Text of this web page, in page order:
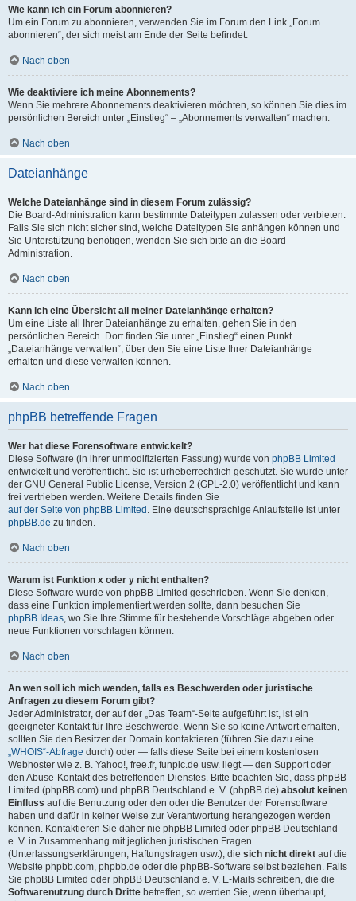
Wie kann ich ein Forum abonnieren?
Um ein Forum zu abonnieren, verwenden Sie im Forum den Link „Forum
abonnieren“, der sich meist am Ende der Seite befindet.
Nach oben
Wie deaktiviere ich meine Abonnements?
Wenn Sie mehrere Abonnements deaktivieren möchten, so können Sie dies im
persönlichen Bereich unter „Einstieg“ – „Abonnements verwalten“ machen.
Nach oben
Dateianhänge
Welche Dateianhänge sind in diesem Forum zulässig?
Die Board-Administration kann bestimmte Dateitypen zulassen oder verbieten.
Falls Sie sich nicht sicher sind, welche Dateitypen Sie anhängen können und
Sie Unterstützung benötigen, wenden Sie sich bitte an die Board-
Administration.
Nach oben
Kann ich eine Übersicht all meiner Dateianhänge erhalten?
Um eine Liste all Ihrer Dateianhänge zu erhalten, gehen Sie in den
persönlichen Bereich. Dort finden Sie unter „Einstieg“ einen Punkt
„Dateianhänge verwalten“, über den Sie eine Liste Ihrer Dateianhänge
erhalten und diese verwalten können.
Nach oben
phpBB betreffende Fragen
Wer hat diese Forensoftware entwickelt?
Diese Software (in ihrer unmodifizierten Fassung) wurde von phpBB Limited
entwickelt und veröffentlicht. Sie ist urheberrechtlich geschützt. Sie wurde unter
der GNU General Public License, Version 2 (GPL-2.0) veröffentlicht und kann
frei vertrieben werden. Weitere Details finden Sie
auf der Seite von phpBB Limited . Eine deutschsprachige Anlaufstelle ist unter
phpBB.de zu finden.
Nach oben
Warum ist Funktion x oder y nicht enthalten?
Diese Software wurde von phpBB Limited geschrieben. Wenn Sie denken,
dass eine Funktion implementiert werden sollte, dann besuchen Sie
phpBB Ideas, wo Sie Ihre Stimme für bestehende Vorschläge abgeben oder
neue Funktionen vorschlagen können.
Nach oben
An wen soll ich mich wenden, falls es Beschwerden oder juristische
Anfragen zu diesem Forum gibt?
Jeder Administrator, der auf der „Das Team“-Seite aufgeführt ist, ist ein
geeigneter Kontakt für Ihre Beschwerde. Wenn Sie so keine Antwort erhalten,
sollten Sie den Besitzer der Domain kontaktieren (führen Sie dazu eine
„WHOIS“-Abfrage durch) oder — falls diese Seite bei einem kostenlosen
Webhoster wie z. B. Yahoo!, free.fr, funpic.de usw. liegt — den Support oder
den Abuse-Kontakt des betreffenden Dienstes. Bitte beachten Sie, dass phpBB
Limited (phpBB.com) und phpBB Deutschland e. V. (phpBB.de) absolut keinen
Einfluss auf die Benutzung oder den oder die Benutzer der Forensoftware
haben und dafür in keiner Weise zur Verantwortung herangezogen werden
können. Kontaktieren Sie daher nie phpBB Limited oder phpBB Deutschland
e. V. in Zusammenhang mit jeglichen juristischen Fragen
(Unterlassungserklärungen, Haftungsfragen usw.), die sich nicht direkt auf die
Website phpbb.com, phpbb.de oder die phpBB-Software selbst beziehen. Falls
Sie phpBB Limited oder phpBB Deutschland e. V. E-Mails schreiben, die die
Softwarenutzung durch Dritte betreffen, so werden Sie, wenn überhaupt,